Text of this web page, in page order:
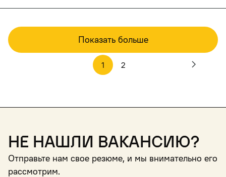
Показать больше
1 2
Не нашли вакансию?
Отправьте нам свое резюме, и мы внимательно его
рассмотрим.